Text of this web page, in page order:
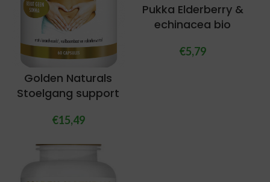
Golden Naturals
Stoelgang support
€15,49
Pukka Elderberry &
echinacea bio
€5,79